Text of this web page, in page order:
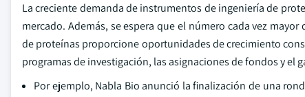
La creciente demanda de instrumentos de ingeniería de
mercado. Además, se espera que el número cada vez
de proteínas proporcione oportunidades de crecimiento
programas de investigación, las asignaciones de fondos y el
Por ejemplo, Nabla Bio anunció la finalización de una